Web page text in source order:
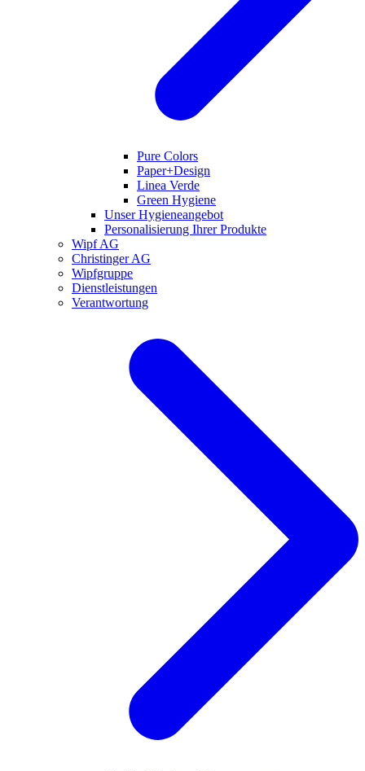
Pure Colors
Paper+Design
Linea Verde
Green Hygiene
Unser Hygieneangebot
Personalisierung Ihrer Produkte
Wipf AG
Christinger AG
Wipfgruppe
Dienstleistungen
Verantwortung